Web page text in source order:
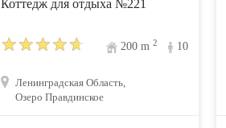
Коттедж для отдыха №221
200m 2 10
Ленинградская Область,
Озеро Правдинское